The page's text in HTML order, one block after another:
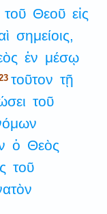
τοῦ Θεοῦ εἰς
σημείοις,
ἐν μέσῳ
τοῦτον τῇ
τοῦ
ὁ Θεὸς
τοῦ